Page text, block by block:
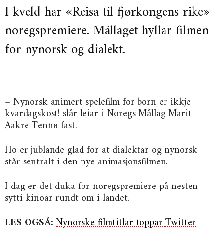
I kveld har «Reisa til fjørkongens rike»
noregspremiere. Mållaget hyllar filmen
for nynorsk og dialekt.
– Nynorsk animert spelefilm for born er ikkje
kvardagskost! slår leiar i Noregs Mållag Marit
Aakre Tennø fast.
Ho er jublande glad for at dialektar og nynorsk
står sentralt i den nye animasjonsfilmen.
I dag er det duka for noregspremiere på nesten
sytti kinoar rundt om i landet.
LES OGSÅ: Nynorske filmtitlar toppar Twitter